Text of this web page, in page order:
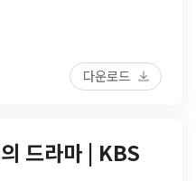
다운로드
드라마 | KBS